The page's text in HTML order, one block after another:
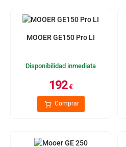
MOOER GE150 Pro LI
Disponibilidad inmediata
192€
Comprar